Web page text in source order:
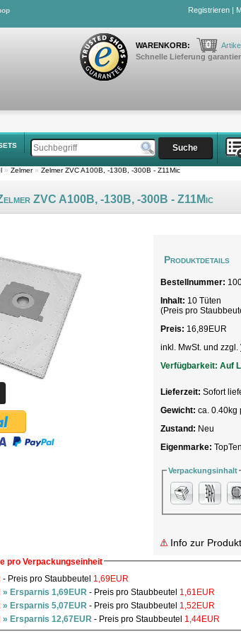
Registrieren |
WARENKORB: 0
Schnelle Lieferung
» Zelmer » Zelmer ZVC A100B, -130B, -300B - Z11Mic
ZVC A100B, -130B, -300B - Z11Mic
Produktdetails
Bestellnummer:
Inhalt: 10 Tüten
(Preis pro
Preis: 16,89EUR
inkl. MwSt. und zzgl.
Verfügbarkeit: Auf
Lieferzeit: Sofort
Gewicht: ca. 0.40kg
Zustand: Neu
Eigenmarke: TopTen
Verpackungsinhalt
Info zur
pro Verpackungseinheit
- Preis pro Staubbeutel 1,69EUR
» Ersparnis 1,69EUR - Preis pro Staubbeutel 1,61EUR
» Ersparnis 5,07EUR - Preis pro Staubbeutel 1,52EUR
» Ersparnis 12,67EUR - Preis pro Staubbeutel 1,44EUR